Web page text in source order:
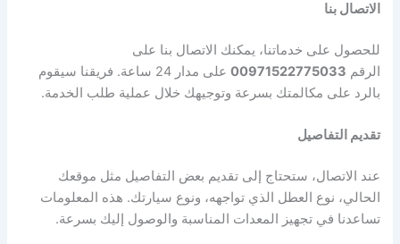
الاتصال بنا
للحصول على خدماتنا، يمكنك الاتصال بنا على
الرقم 00971522775033
على مدار 24 ساعة. فريقنا سيقوم
بالرد على مكالمتك بسرعة وتوجيهك خلال عملية طلب الخدمة.
تقديم التفاصيل
عند الاتصال، ستحتاج إلى تقديم بعض التفاصيل مثل موقعك
الحالي، نوع العطل الذي تواجهه، ونوع سيارتك. هذه المعلومات
تساعدنا في تجهيز المعدات المناسبة والوصول إليك بسرعة.